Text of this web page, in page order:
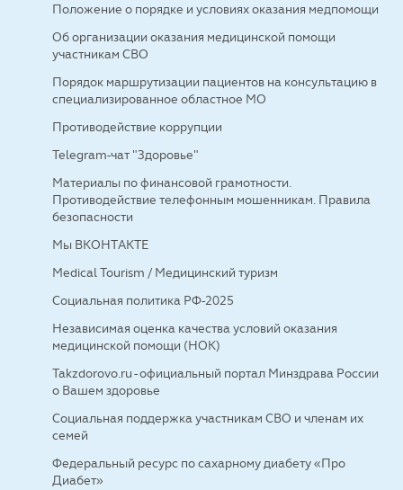
Положение о порядке и условиях оказания медпомощи
Об организации оказания медицинской помощи
участникам СВО
Порядок маршрутизации пациентов на консультацию в
специализированное областное МО
Противодействие коррупции
Telegram-чат "Здоровье"
Материалы по финансовой грамотности.
Противодействие телефонным мошенникам. Правила
безопасности
Мы ВКОНТАКТЕ
Medical Tourism / Медицинский туризм
Социальная политика РФ-2025
Независимая оценка качества условий оказания
медицинской помощи (НОК)
Takzdorovo.ru - официальный портал Минздрава России
о Вашем здоровье
Социальная поддержка участникам СВО и членам их
семей
Федеральный ресурс по сахарному диабету «Про
Диабет»